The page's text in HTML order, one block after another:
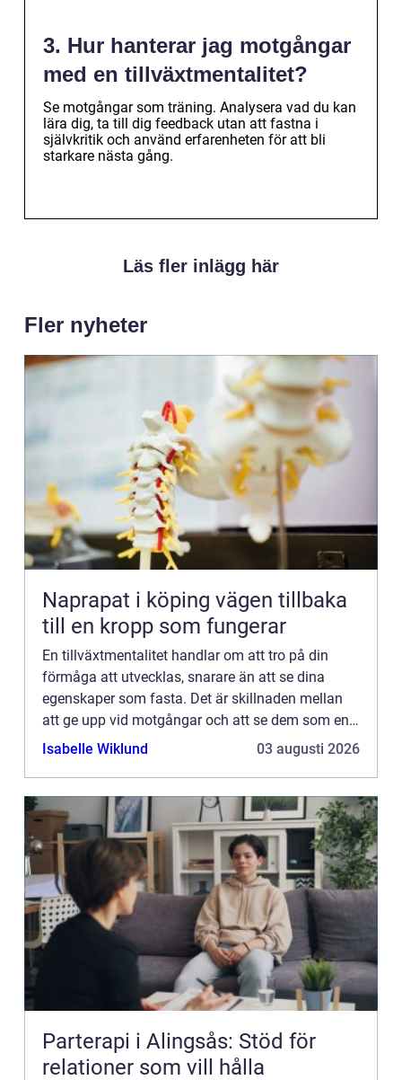
3. Hur hanterar jag motgångar
med en tillväxtmentalitet?
Se motgångar som träning. Analysera vad du kan
lära dig, ta till dig feedback utan att fastna i
självkritik och använd erfarenheten för att bli
starkare nästa gång.
Läs fler inlägg här
Fler nyheter
Naprapat i köping vägen tillbaka
till en kropp som fungerar
En tillväxtmentalitet handlar om att tro på din
förmåga att utvecklas, snarare än att se dina
egenskaper som fasta. Det är skillnaden mellan
att ge upp vid motgångar och att se dem som en
chans att växa. Oav...
Isabelle Wiklund 03 augusti 2026
Parterapi i Alingsås: Stöd för
relationer som vill hålla